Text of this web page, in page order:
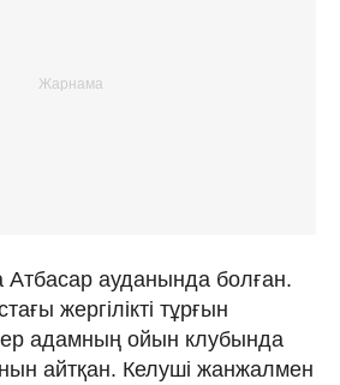
Атбасар ауданында болған.
жергілікті тұрғын
ер адамның ойын клубында
айтқан. Келуші жанжалмен